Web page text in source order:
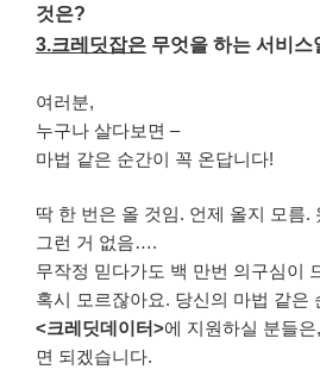
것은?
3.크레딧잡은 무엇을 하는 서비스
여러분,
누구나 살다보면 –
마법 같은 순간이 꼭 온답니다!
딱 한 번은 올 것임. 언제 올지 모름.
그런 거 없음….
무작정 믿다가도 백 만번 의구심이
혹시 모르잖아요. 당신의 마법 같
<크레딧데이터>에 지원하실 분들
면 되겠습니다.